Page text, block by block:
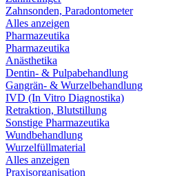
Zahnsonden, Paradontometer
Alles anzeigen
Pharmazeutika
Pharmazeutika
Anästhetika
Dentin- & Pulpabehandlung
Gangrän- & Wurzelbehandlung
IVD (In Vitro Diagnostika)
Retraktion, Blutstillung
Sonstige Pharmazeutika
Wundbehandlung
Wurzelfüllmaterial
Alles anzeigen
Praxisorganisation